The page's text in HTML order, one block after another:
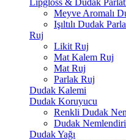
Lipgloss & Dudak
Meyve Aromalı
Işıltılı Dudak
Ruj
Likit Ruj
Mat Kalem Ruj
Mat Ruj
Parlak Ruj
Dudak Kalemi
Dudak Koruyucu
Renkli Dudak
Dudak
Dudak Yağı